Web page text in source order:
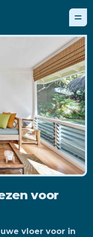
voor
vloer voor in